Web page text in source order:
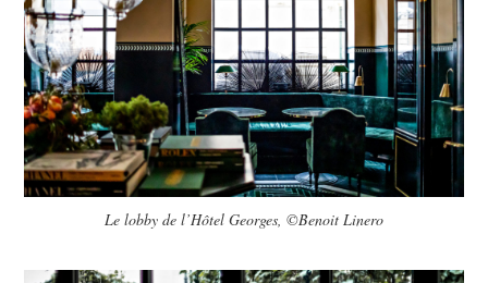
Le lobby de l’Hôtel Georges, ©Benoit Linero